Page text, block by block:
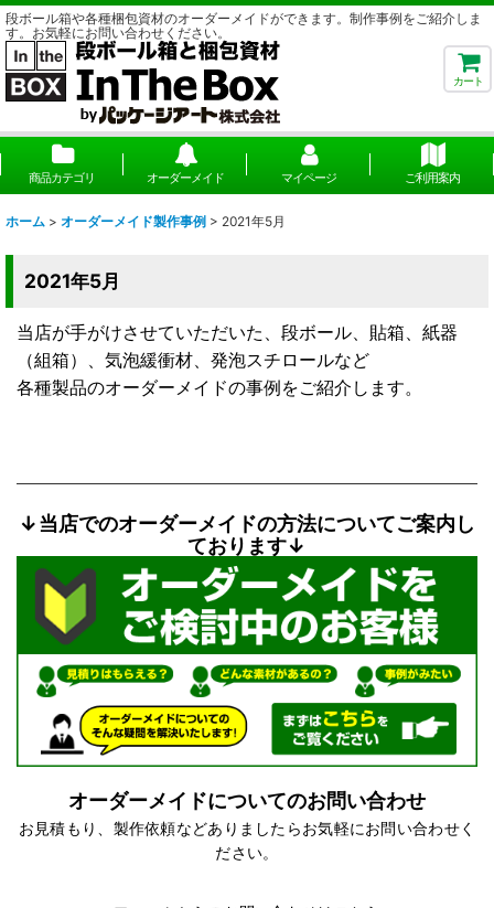
段ボール箱や各種梱包資材のオーダーメイドができます。制作事例をご紹介しま
す。お気軽にお問い合わせください。
カート
商品カテゴリ オーダーメイド マイページ ご利用案内
ホーム > オーダーメイド製作事例 > 2021年5月
2021年5月
当店が手がけさせていただいた、段ボール、貼箱、紙器
（組箱）、気泡緩衝材、発泡スチロールなど
各種製品のオーダーメイドの事例をご紹介します。
↓当店でのオーダーメイドの方法についてご案内し
ております↓
オーダーメイドについてのお問い合わせ
お見積もり、製作依頼などありましたらお気軽にお問い合わせく
ださい。